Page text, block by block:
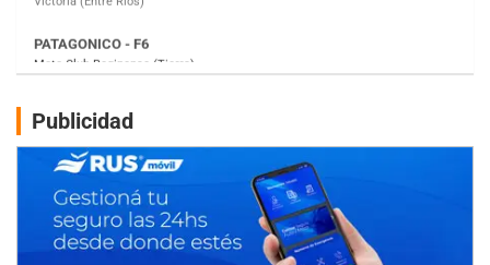
Juventud Unida (Tierra)
Humboldt (Santa Fe)
NORESTE SANTAFESINO - F6
Ciudad de Avellaneda (Asfalto)
Avellaneda (Santa Fe)
SUR SANTAFESINO - F4
José Samuel Sánchez (Tierra)
Rufino (Santa Fe)
Publicidad